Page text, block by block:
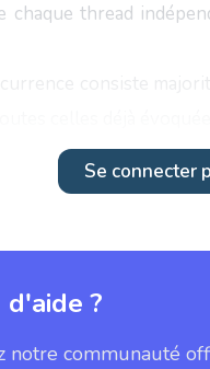
thread
Se connecter
d'aide ?
notre communauté